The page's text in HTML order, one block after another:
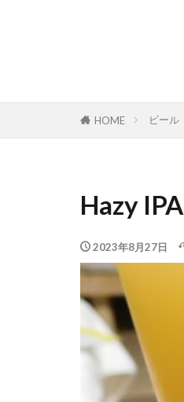
HOME ビール
Hazy
2023年8月27日